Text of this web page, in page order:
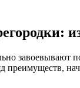
завоевывают